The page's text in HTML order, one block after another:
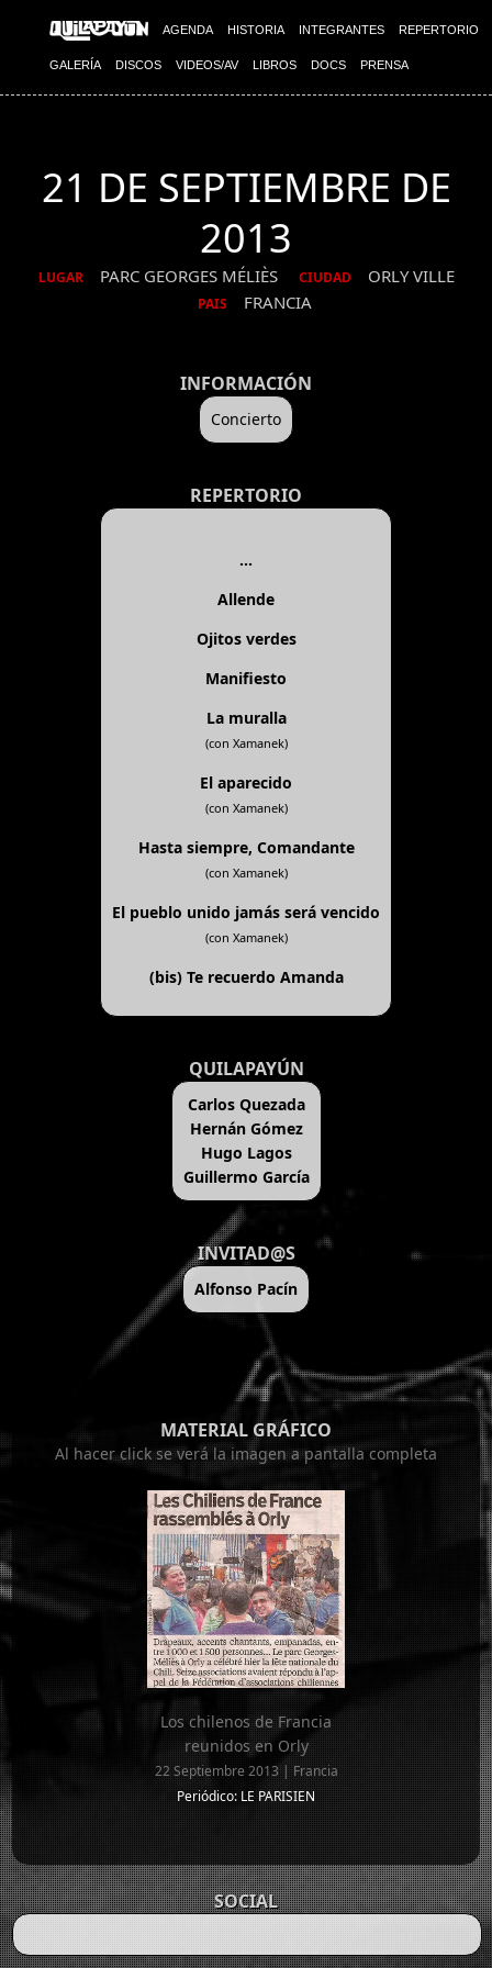
AGENDA HISTORIA INTEGRANTES REPERTORIO
GALERÍA DISCOS VIDEOS/AV LIBROS DOCS PRENSA
21 DE SEPTIEMBRE DE
2013
LUGAR PARC GEORGES MÉLIÈS CIUDAD ORLY VILLE
PAIS FRANCIA
INFORMACIÓN
Concierto
REPERTORIO
...
Allende
Ojitos verdes
Manifiesto
La muralla
(con Xamanek)
El aparecido
(con Xamanek)
Hasta siempre, Comandante
(con Xamanek)
El pueblo unido jamás será vencido
(con Xamanek)
(bis) Te recuerdo Amanda
QUILAPAYÚN
Carlos Quezada
Hernán Gómez
Hugo Lagos
Guillermo García
INVITAD@S
Alfonso Pacín
MATERIAL GRÁFICO
Al hacer click se verá la imagen a pantalla completa
Los chilenos de Francia
reunidos en Orly
22 Septiembre 2013 | Francia
Periódico: LE PARISIEN
SOCIAL